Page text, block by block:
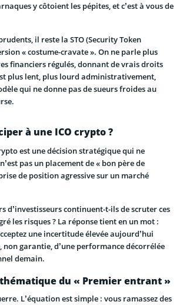
y côtoient les pépites, et c’est à vous de
il reste la STO (Security Token
« costume-cravate ». On ne parle plus
financiers régulés, donnant de vrais droits
plus lent, plus lourd administrativement,
qui ne donne pas de sueurs froides au
à une ICO crypto ?
est une décision stratégique qui ne
pas un placement de « bon père de
de position agressive sur un marché
d’investisseurs continuent-t-ils de scruter ces
les risques ? La réponse tient en un mot :
une incertitude élevée aujourd’hui
garantie, d’une performance décorrélée
demain.
du « Premier entrant »
L’équation est simple : vous ramassez des